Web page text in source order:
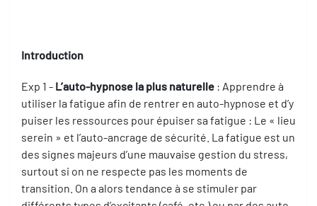
Introduction
Exp 1 - L’auto-hypnose la plus naturelle : Apprendre à
utiliser la fatigue afin de rentrer en auto-hypnose et d’y
puiser les ressources pour épuiser sa fatigue : Le « lieu
serein » et l’auto-ancrage de sécurité. La fatigue est un
des signes majeurs d’une mauvaise gestion du stress,
surtout si on ne respecte pas les moments de
transition. On a alors tendance à se stimuler par